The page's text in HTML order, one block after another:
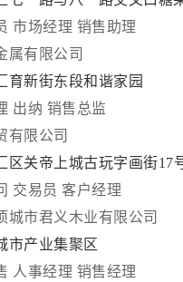
市场经理 销售助理
属有限公司
育新街东段和谐家园
出纳 销售总监
有限公司
区关帝上城古玩字画街17
交易员 客户经理
城市君义木业有限公司
市产业集聚区
人事经理 销售经理